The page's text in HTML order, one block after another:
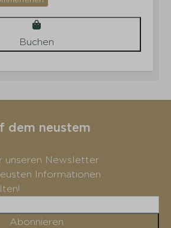
Buchen
dem neustem
unseren Newsletter
Informationen
Abonnieren